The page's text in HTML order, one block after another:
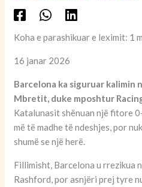
Koha e parashikuar e leximit: 1
16 janar 2026
Barcelona ka siguruar kalimin
Mbretit, duke mposhtur
Katalunasit shënuan një fitore
më të madhe të ndeshjes, por
shumë se një herë.
Fillimisht, Barcelona u rrezikua
Rashford, por asnjëri prej tyre